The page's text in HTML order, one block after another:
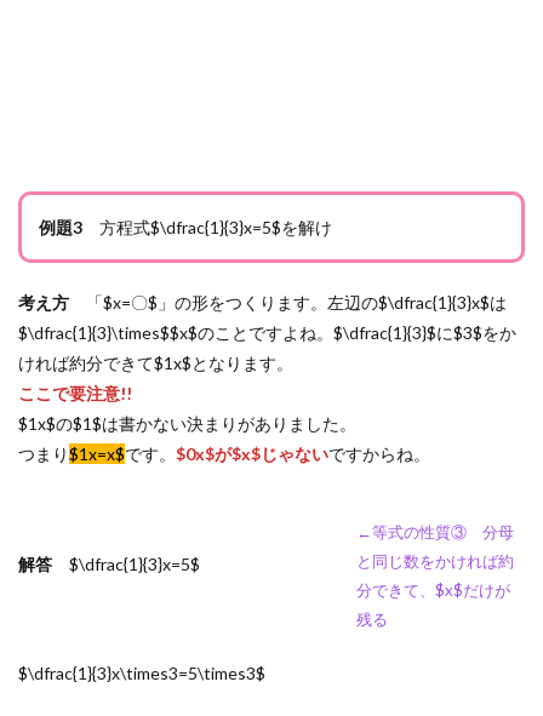
例題3 方程式$\dfrac{1}{3}x=5$を解け
考え方 「$x=〇$」の形をつくります。左辺の$\dfrac{1}{3}x$は
$\dfrac{1}{3}\times$$x$のことですよね。$\dfrac{1}{3}$に$3$をか
ければ約分できて$1x$となります。
ここで要注意!!
$1x$の$1$は書かない決まりがありました。
つまり$1x=x$です。 $0x$が$x$じゃないですからね。
解答 $\dfrac{1}{3}x=5$
←等式の性質③ 分母
と同じ数をかければ約
分できて、$x$だけが
残る
$\dfrac{1}{3}x\times3=5\times3$